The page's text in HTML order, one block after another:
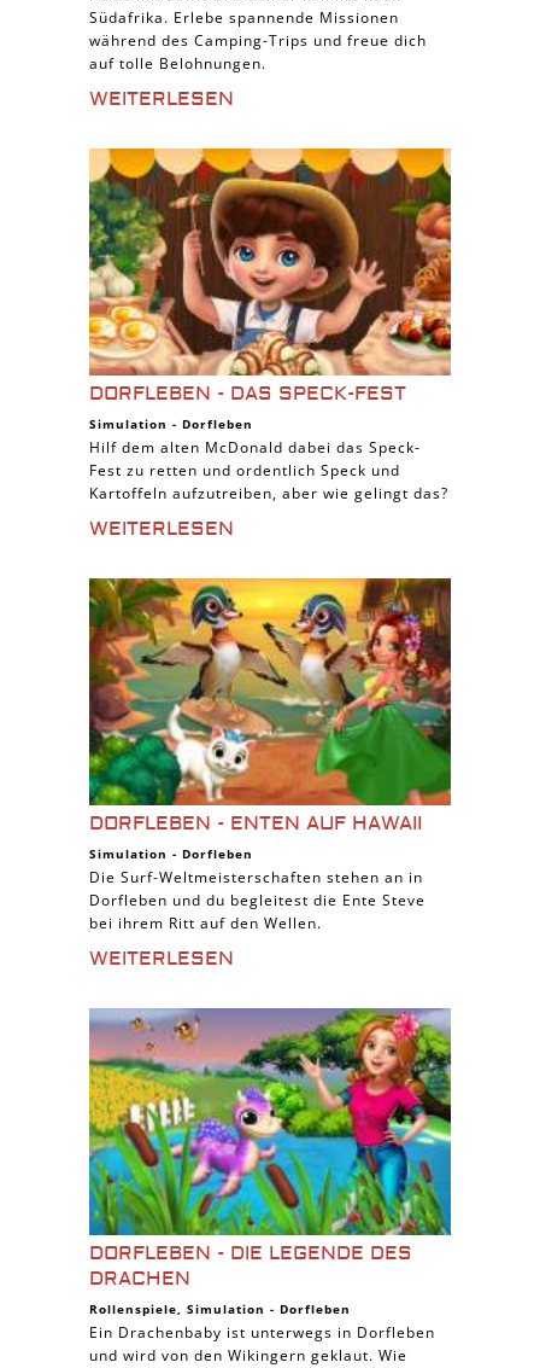
Südafrika. Erlebe spannende Missionen
während des Camping-Trips und freue dich
auf tolle Belohnungen.
WEITERLESEN
DORFLEBEN - DAS SPECK-FEST
Simulation - Dorfleben
Hilf dem alten McDonald dabei das Speck-
Fest zu retten und ordentlich Speck und
Kartoffeln aufzutreiben, aber wie gelingt das?
WEITERLESEN
DORFLEBEN - ENTEN AUF HAWAII
Simulation - Dorfleben
Die Surf-Weltmeisterschaften stehen an in
Dorfleben und du begleitest die Ente Steve
bei ihrem Ritt auf den Wellen.
WEITERLESEN
DORFLEBEN - DIE LEGENDE DES
DRACHEN
Rollenspiele, Simulation - Dorfleben
Ein Drachenbaby ist unterwegs in Dorfleben
und wird von den Wikingern geklaut. Wie